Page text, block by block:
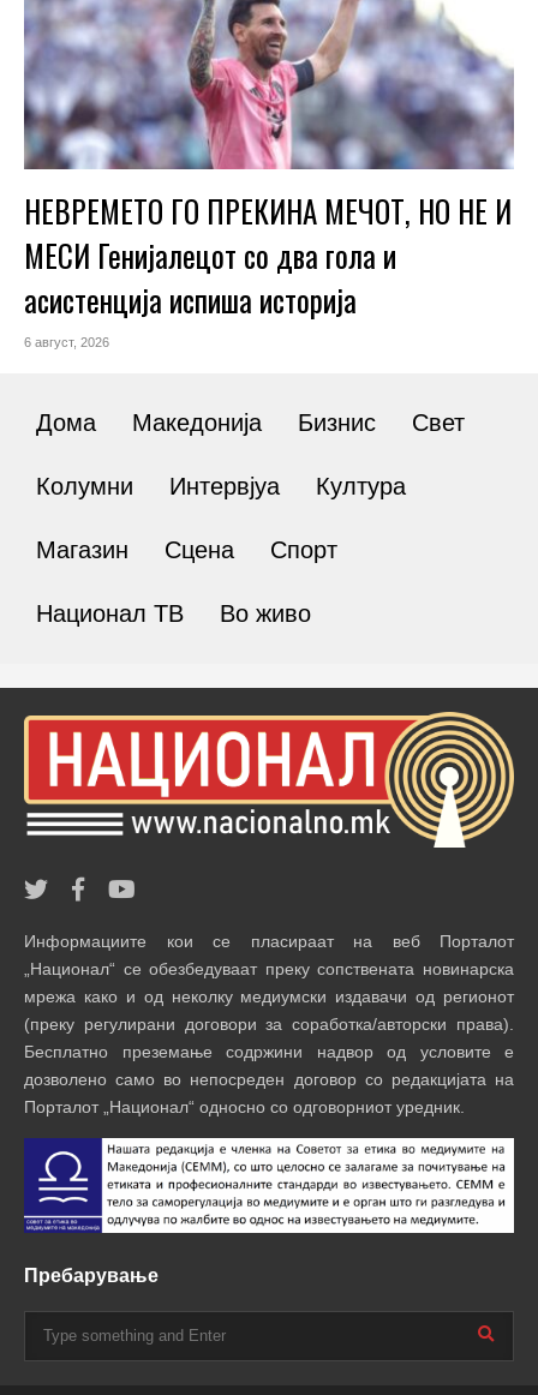
НЕВРЕМЕТО ГО ПРЕКИНА МЕЧОТ, НО НЕ И
МЕСИ Генијалецот со два гола и
асистенција испиша историја
6 август, 2026
Дома Македонија Бизнис Свет
Колумни Интервјуа Култура
Магазин Сцена Спорт
Национал ТВ Во живо
Информациите кои се пласираат на веб Порталот
„Национал“ се обезбедуваат преку сопствената новинарска
мрежа како и од неколку медиумски издавачи од регионот
(преку регулирани договори за соработка/авторски права).
Бесплатно преземање содржини надвор од условите е
дозволено само во непосреден договор со редакцијата на
Порталот „Национал“ односно со одговорниот уредник.
Пребарување